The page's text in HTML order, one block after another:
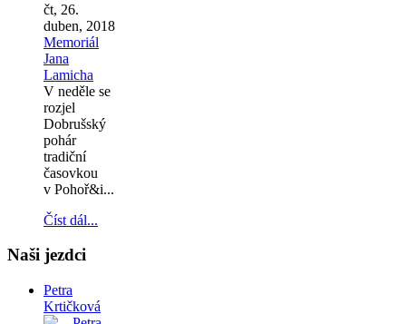
čt, 26.
duben, 2018
Memoriál
Jana
Lamicha
V neděle se
rozjel
Dobrušský
pohár
tradiční
časovkou
v Pohoř&i...
Číst dál...
Naši jezdci
Petra
Krtičková